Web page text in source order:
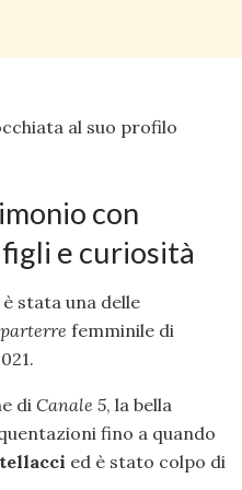
al suo profilo
con
e curiosità
stata una delle
parterre femminile di
di Canale 5, la bella
fino a quando
ed è stato colpo di